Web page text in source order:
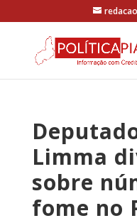
Limma
sobre
fome no